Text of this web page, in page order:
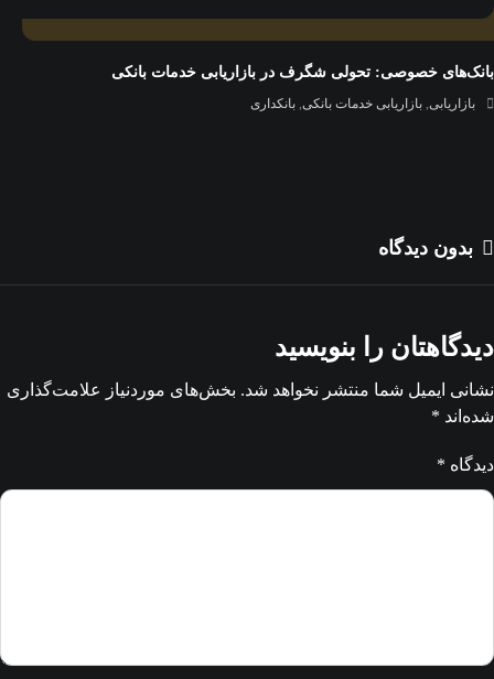
بانک‌های خصوصی: تحولی شگرف در بازاریابی خدمات بانکی
بازاریابی, بازاریابی خدمات بانکی, بانکداری
بدون دیدگاه
دیدگاهتان را بنویسید
نشانی ایمیل شما منتشر نخواهد شد. بخش‌های موردنیاز علامت‌گذاری
شده‌اند *
دیدگاه *